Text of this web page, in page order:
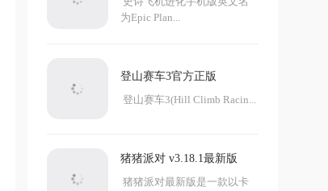
为Epic Plan...
登山赛车3官方正版
登山赛车3(Hill Climb Racin...
猪猪派对 v3.18.1最新版
猪猪派对最新版是一款以卡